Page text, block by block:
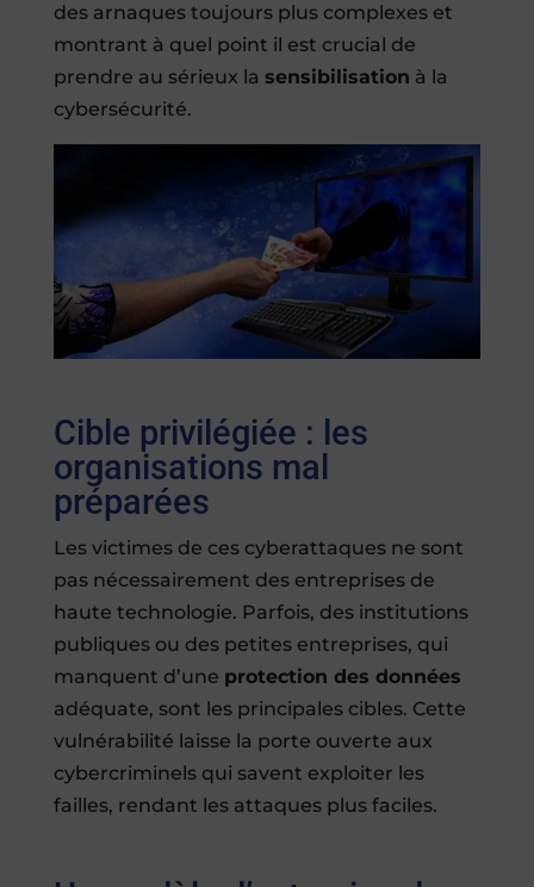
des arnaques toujours plus complexes et
montrant à quel point il est crucial de
prendre au sérieux la sensibilisation à la
cybersécurité.
Cible privilégiée : les
organisations mal
préparées
Les victimes de ces cyberattaques ne sont
pas nécessairement des entreprises de
haute technologie. Parfois, des institutions
publiques ou des petites entreprises, qui
manquent d’une protection des données
adéquate, sont les principales cibles. Cette
vulnérabilité laisse la porte ouverte aux
cybercriminels qui savent exploiter les
failles, rendant les attaques plus faciles.